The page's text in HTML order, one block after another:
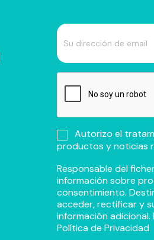
Autorizo el
productos y noticias
Responsable del
información sobre
consentimiento.
acceder, rectificar y
información
Política de Privacidad